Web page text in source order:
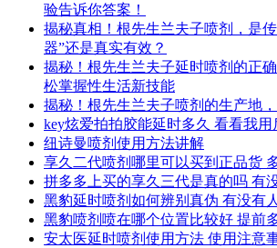
验告诉你答案！
揭秘真相！根先生兰夫子喷剂，是
器”还是真实有效？
揭秘！根先生兰夫子延时喷剂的正
松掌握性生活新技能
揭秘！根先生兰夫子喷剂的生产地
key炫爱拍拍胶能延时多久 看看我
纽诗曼喷剂使用方法讲解
享久二代喷剂哪里可以买到正品货
拼多多上买的享久三代是真的吗 有
黑豹延时喷剂如何辨别真伪 有没有
黑豹喷剂喷在哪个位置比较好 提前
安太医延时喷剂使用方法 使用注意